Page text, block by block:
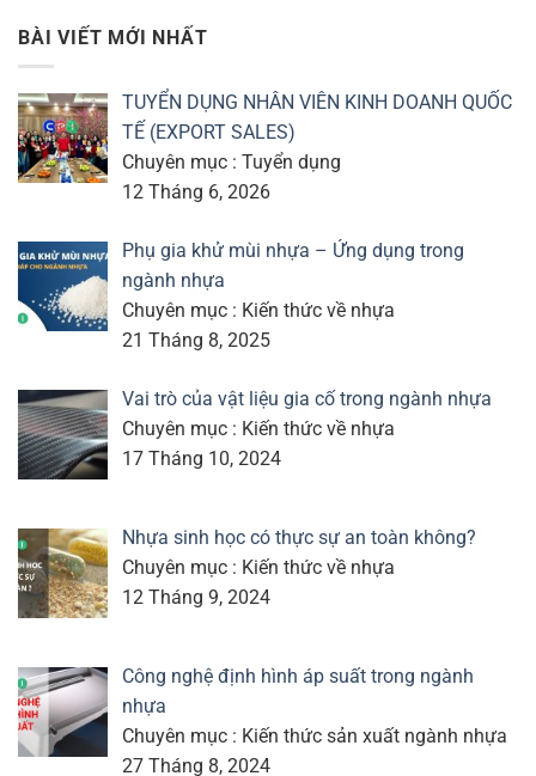
BÀI VIẾT MỚI NHẤT
TUYỂN DỤNG NHÂN VIÊN KINH DOANH QUỐC
TẾ (EXPORT SALES)
Chuyên mục : Tuyển dụng
12 Tháng 6, 2026
Phụ gia khử mùi nhựa – Ứng dụng trong
ngành nhựa
Chuyên mục : Kiến thức về nhựa
21 Tháng 8, 2025
Vai trò của vật liệu gia cố trong ngành nhựa
Chuyên mục : Kiến thức về nhựa
17 Tháng 10, 2024
Nhựa sinh học có thực sự an toàn không?
Chuyên mục : Kiến thức về nhựa
12 Tháng 9, 2024
Công nghệ định hình áp suất trong ngành
nhựa
Chuyên mục : Kiến thức sản xuất ngành nhựa
27 Tháng 8, 2024